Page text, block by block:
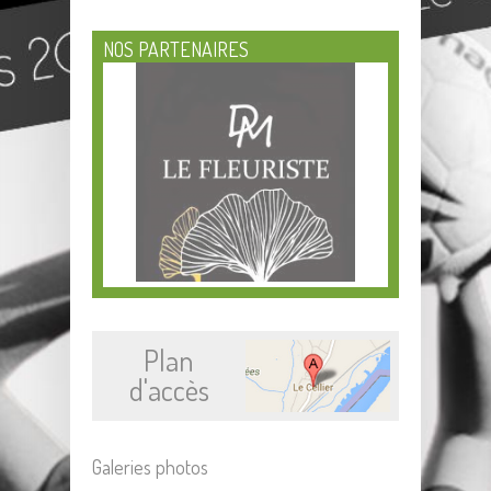
NOS PARTENAIRES
Plan
d'accès
Galeries photos